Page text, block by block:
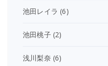
池田レイラ (6)
池田桃子(2)
浅川梨奈 (6)